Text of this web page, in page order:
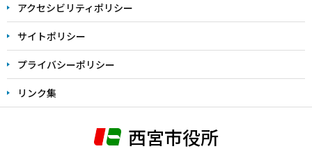
アクセシビリティポリシー
サイトポリシー
プライバシーポリシー
リンク集
西宮市役所